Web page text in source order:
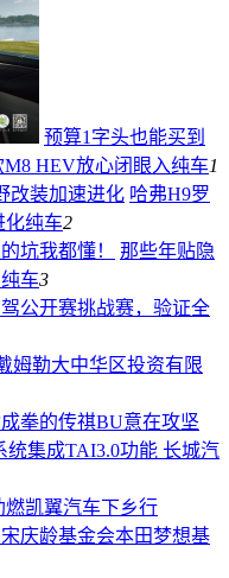
预算1字头也能买到
HEV放心闭眼入纯车1
哈弗H9罗
化纯车2
那些年贴隐
纯车3
公开赛挑战赛，验证全
姆勒大中华区投资有限
拳的传祺BU意在攻坚
统集成TAI3.0功能 长城汽
凯翼汽车下乡行
庆龄基金会本田梦想基